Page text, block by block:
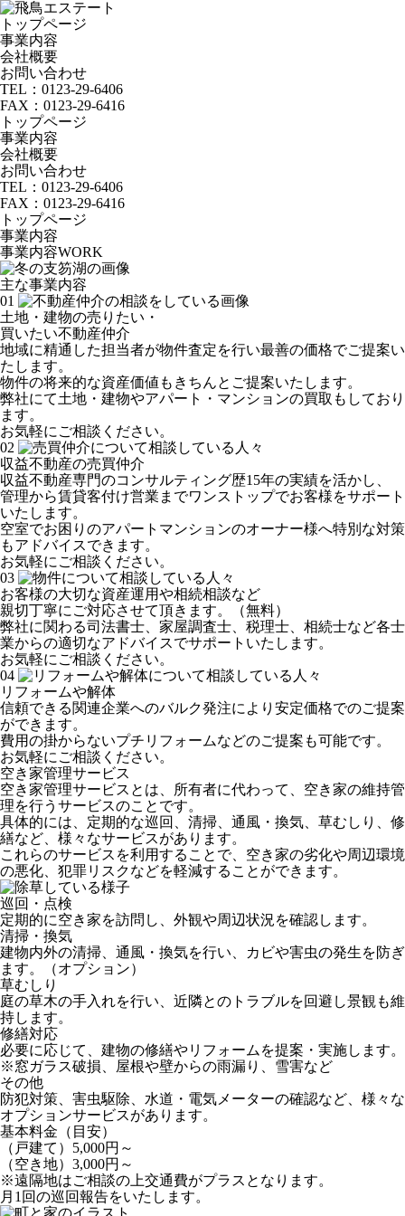
トップページ
事業内容
会社概要
お問い合わせ
TEL： 0123-29-6406
FAX： 0123-29-6416
トップページ
事業内容
会社概要
お問い合わせ
TEL： 0123-29-6406
FAX： 0123-29-6416
トップページ
事業内容
事業内容WORK
主な事業内容
01
土地・建物の売りたい・
買いたい不動産仲介
地域に精通した担当者が物件査定を行い最善の価格でご提案い
たします。
物件の将来的な資産価値もきちんとご提案いたします。
弊社にて土地・建物やアパート・マンションの買取もしており
ます。
お気軽にご相談ください。
02
収益不動産の売買仲介
収益不動産専門のコンサルティング歴15年の実績を活かし、
管理から賃貸客付け営業までワンストップでお客様をサポート
いたします。
空室でお困りのアパートマンションのオーナー様へ特別な対策
もアドバイスできます。
お気軽にご相談ください。
03
お客様の大切な資産運用や相続相談など
親切丁寧にご対応させて頂きます。（無料）
弊社に関わる司法書士、家屋調査士、税理士、相続士など各士
業からの適切なアドバイスでサポートいたします。
お気軽にご相談ください。
04
リフォームや解体
信頼できる関連企業へのバルク発注により安定価格でのご提案
ができます。
費用の掛からないプチリフォームなどのご提案も可能です。
お気軽にご相談ください。
空き家管理サービス
空き家管理サービスとは、所有者に代わって、空き家の維持管
理を行うサービスのことです。
具体的には、定期的な巡回、清掃、通風・換気、草むしり、修
繕など、様々なサービスがあります。
これらのサービスを利用することで、空き家の劣化や周辺環境
の悪化、犯罪リスクなどを軽減することができます。
巡回・点検
定期的に空き家を訪問し、外観や周辺状況を確認します。
清掃・換気
建物内外の清掃、通風・換気を行い、カビや害虫の発生を防ぎ
ます。（オプション）
草むしり
庭の草木の手入れを行い、近隣とのトラブルを回避し景観も維
持します。
修繕対応
必要に応じて、建物の修繕やリフォームを提案・実施します。
※窓ガラス破損、屋根や壁からの雨漏り、雪害など
その他
防犯対策、害虫駆除、水道・電気メーターの確認など、様々な
オプションサービスがあります。
基本料金（目安）
（戸建て）5,000円～
（空き地）3,000円～
※遠隔地はご相談の上交通費がプラスとなります。
月1回の巡回報告をいたします。